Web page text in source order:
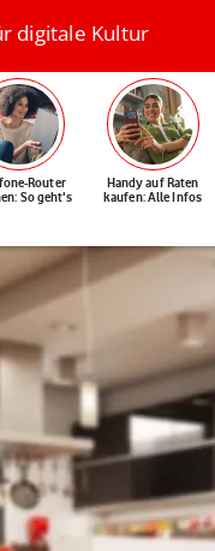
digitale Kultur
Router
So geht's
Handy auf Raten
kaufen: Alle Infos